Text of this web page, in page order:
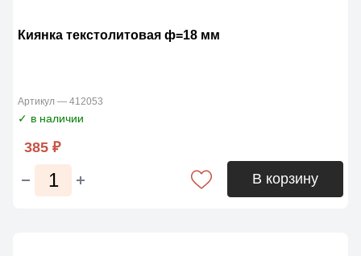
Киянка текстолитовая ф=18 мм
Артикул — 412053
✓ в наличии
385 ₽
В корзину